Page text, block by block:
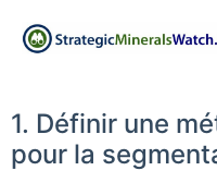
1. Définir une
pour la